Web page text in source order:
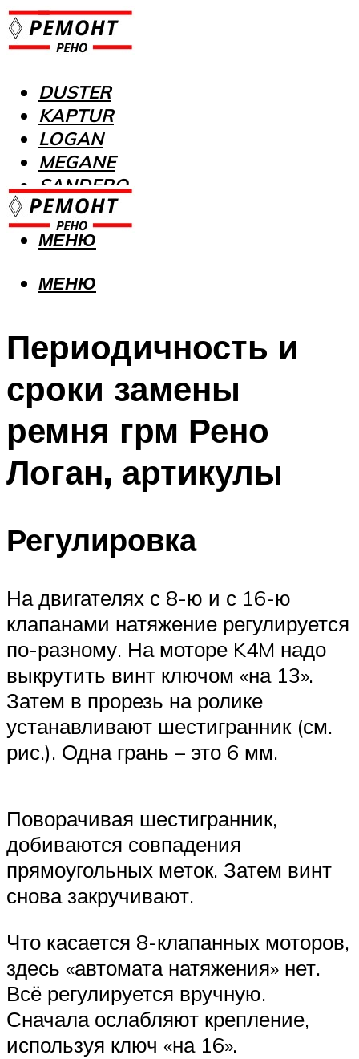
DUSTER
KAPTUR
LOGAN
MEGANE
SANDERO
МЕНЮ
МЕНЮ
Периодичность и
сроки замены
ремня грм Рено
Логан, артикулы
Регулировка
На двигателях с 8-ю и с 16-ю
клапанами натяжение регулируется
по-разному. На моторе K4M надо
выкрутить винт ключом «на 13».
Затем в прорезь на ролике
устанавливают шестигранник (см.
рис.). Одна грань – это 6 мм.
Поворачивая шестигранник,
добиваются совпадения
прямоугольных меток. Затем винт
снова закручивают.
Что касается 8-клапанных моторов,
здесь «автомата натяжения» нет.
Всё регулируется вручную.
Сначала ослабляют крепление,
используя ключ «на 16».